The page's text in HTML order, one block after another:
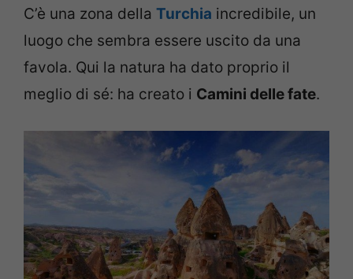
C’è una zona della Turchia incredibile, un
luogo che sembra essere uscito da una
favola. Qui la natura ha dato proprio il
meglio di sé: ha creato i Camini delle fate.